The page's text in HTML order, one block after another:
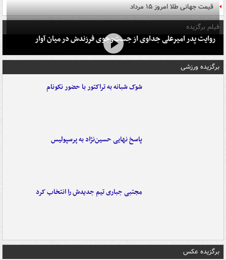
قیمت جهانی طلا امروز ۱۵ مرداد
فیلم برگزیده
روایت پدر امیرعلی جداوی از جست‌وجوی فرزندش در میان آوار
برگزیده ورزشی
شوک شبانه به تراکتور با حضور نکونام
پاسخ نهایی حسین‌نژاد به پرسپولیس
مجتبی جباری تیم جدیدش را انتخاب کرد
برگزیده عکس